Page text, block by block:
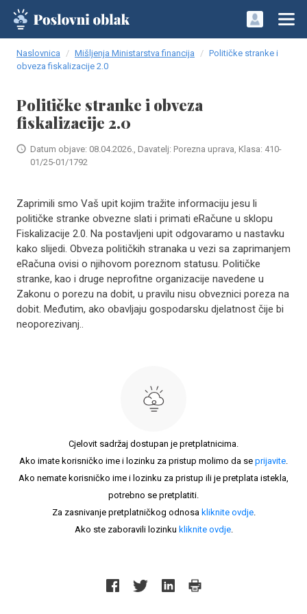
Naslovnica Mišljenja Ministarstva financija
Političke stranke i
obveza fiskalizacije 2.0
Političke stranke i obveza
fiskalizacije 2.0
Datum objave: 08.04.2026., Davatelj: Porezna uprava, Klasa: 410-
01/25-01/1792
Zaprimili smo Vaš upit kojim tražite informaciju jesu li
političke stranke obvezne slati i primati eRačune u sklopu
Fiskalizacije 2.0. Na postavljeni upit odgovaramo u nastavku
kako slijedi. Obveza političkih stranaka u vezi sa zaprimanjem
eRačuna ovisi o njihovom poreznom statusu. Političke
stranke, kao i druge neprofitne organizacije navedene u
Zakonu o porezu na dobit, u pravilu nisu obveznici poreza na
dobit. Međutim, ako obavljaju gospodarsku djelatnost čije bi
neoporezivanj..
Cjelovit sadržaj dostupan je pretplatnicima.
Ako imate korisničko ime i lozinku za pristup molimo da se prijavite.
Ako nemate korisničko ime i lozinku za pristup ili je pretplata istekla,
potrebno se pretplatiti.
Za zasnivanje pretplatničkog odnosa kliknite ovdje.
Ako ste zaboravili lozinku kliknite ovdje.